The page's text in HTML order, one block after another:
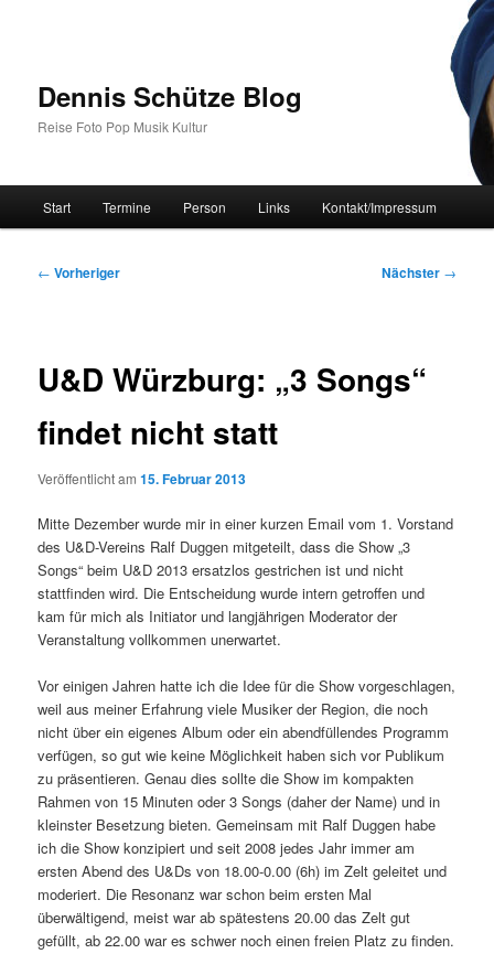
Dennis Schütze Blog
Reise Foto Pop Musik Kultur
Start Termine Person Links Kontakt/Impressum
Beitragsnavigation
← Vorheriger Nächster →
U&D Würzburg: „3 Songs“
findet nicht statt
Veröffentlicht am15. Februar 2013
Mitte Dezember wurde mir in einer kurzen Email vom 1. Vorstand
des U&D-Vereins Ralf Duggen mitgeteilt, dass die Show „3
Songs“ beim U&D 2013 ersatzlos gestrichen ist und nicht
stattfinden wird. Die Entscheidung wurde intern getroffen und
kam für mich als Initiator und langjährigen Moderator der
Veranstaltung vollkommen unerwartet.
Vor einigen Jahren hatte ich die Idee für die Show vorgeschlagen,
weil aus meiner Erfahrung viele Musiker der Region, die noch
nicht über ein eigenes Album oder ein abendfüllendes Programm
verfügen, so gut wie keine Möglichkeit haben sich vor Publikum
zu präsentieren. Genau dies sollte die Show im kompakten
Rahmen von 15 Minuten oder 3 Songs (daher der Name) und in
kleinster Besetzung bieten. Gemeinsam mit Ralf Duggen habe
ich die Show konzipiert und seit 2008 jedes Jahr immer am
ersten Abend des U&Ds von 18.00-0.00 (6h) im Zelt geleitet und
moderiert. Die Resonanz war schon beim ersten Mal
überwältigend, meist war ab spätestens 20.00 das Zelt gut
gefüllt, ab 22.00 war es schwer noch einen freien Platz zu finden.